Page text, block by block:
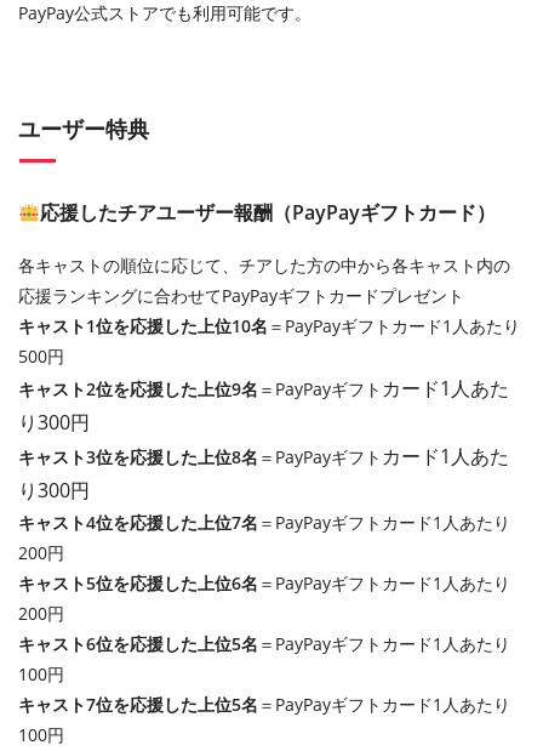
PayPay公式ストアでも利用可能です。
ユーザー特典
応援したチアユーザー報酬（PayPayギフトカード）
各キャストの順位に応じて、チアした方の中から各キャスト内の
応援ランキングに合わせてPayPayギフトカードプレゼント
キャスト1位を応援した上位10名 ＝PayPayギフトカード1人あたり
500円
キャスト2位を応援した上位9名 ＝PayPayギフト カード1人あた
り300円
キャスト3位を応援した上位8名 ＝PayPayギフト カード1人あた
り300円
キャスト4位を応援した上位7名 ＝PayPayギフトカード1人あたり
200円
キャスト5位を応援した上位6名 ＝PayPayギフトカード1人あたり
200円
キャスト6位を応援した上位5名 ＝PayPayギフトカード1人あたり
100円
キャスト7位を応援した上位5名 ＝PayPayギフトカード1人あたり
100円